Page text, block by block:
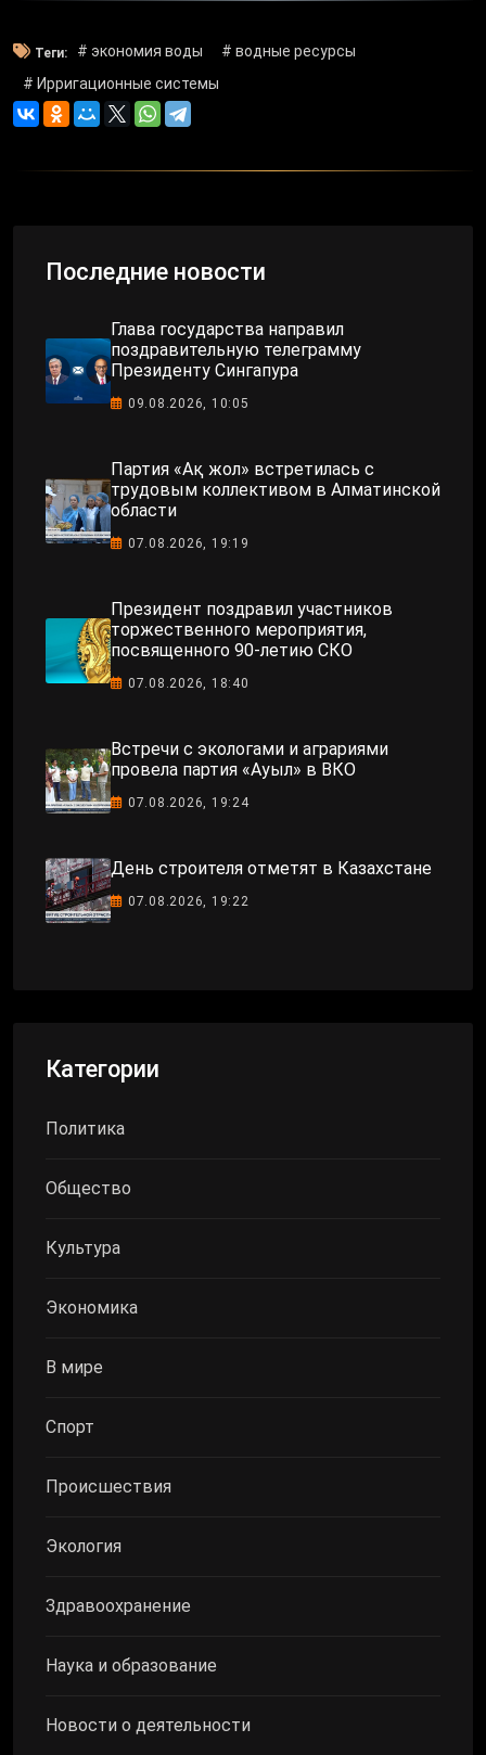
Теги: # экономия воды
# водные ресурсы
# Ирригационные системы
Последние новости
Глава государства направил
поздравительную телеграмму
Президенту Сингапура
09.08.2026, 10:05
Партия «Ақ жол» встретилась с
трудовым коллективом в Алматинской
области
07.08.2026, 19:19
Президент поздравил участников
торжественного мероприятия,
посвященного 90-летию СКО
07.08.2026, 18:40
Встречи с экологами и аграриями
провела партия «Ауыл» в ВКО
07.08.2026, 19:24
День строителя отметят в Казахстане
07.08.2026, 19:22
Категории
Политика
Общество
Культура
Экономика
В мире
Спорт
Происшествия
Экология
Здравоохранение
Наука и образование
Новости о деятельности